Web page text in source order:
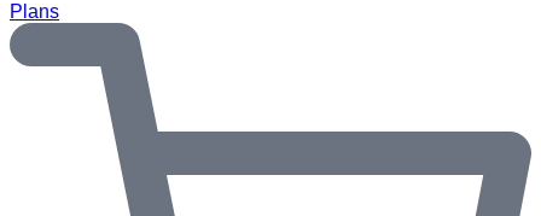
Plans